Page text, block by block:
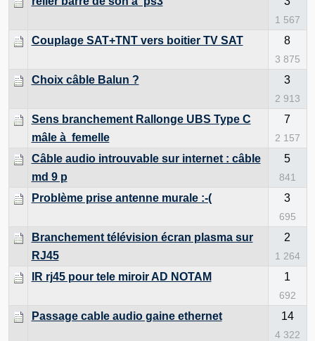
1 567
Couplage SAT+TNT vers boitier TV SAT 8
3 875
Choix câble Balun ? 3
2 913
Sens branchement Rallonge UBS Type C
mâle à femelle
7
2 157
Câble audio introuvable sur internet : câble
md 9 p
5
841
Problème prise antenne murale :-( 3
695
Branchement télévision écran plasma sur
RJ45
2
1 264
IR rj45 pour tele miroir AD NOTAM 1
692
Passage cable audio gaine ethernet 14
4 322